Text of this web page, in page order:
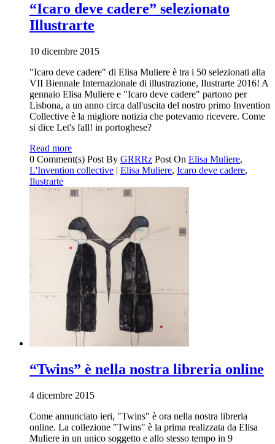
“Icaro deve cadere” selezionato
Illustrarte
10 dicembre 2015
"Icaro deve cadere" di Elisa Muliere è tra i 50 selezionati alla
VII Biennale Internazionale di illustrazione, Ilustrarte 2016! A
gennaio Elisa Muliere e "Icaro deve cadere" partono per
Lisbona, a un anno circa dall'uscita del nostro primo Invention
Collective è la migliore notizia che potevamo ricevere. Come
si dice Let's fall! in portoghese?
Read more
0 Comment(s) Post By GRRRz Post On Elisa Muliere,
L'Invention collective | Elisa Muliere, Icaro deve cadere,
Ilustrarte
“Twins” è nella nostra libreria online
4 dicembre 2015
Come annunciato ieri, "Twins" è ora nella nostra libreria
online. La collezione "Twins" è la prima realizzata da Elisa
Muliere in un unico soggetto e allo stesso tempo in 9